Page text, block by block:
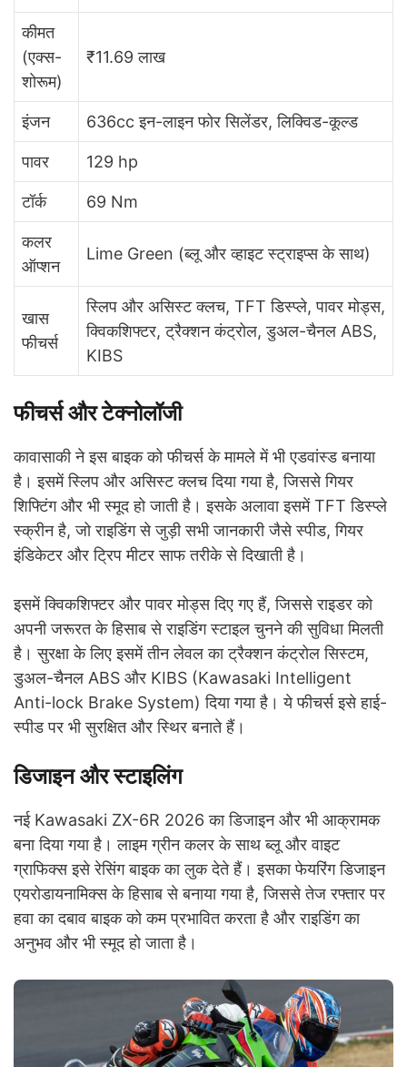
कीमत
(एक्स-
शोरूम)
₹11.69 लाख
इंजन 636cc इन-लाइन फोर सिलेंडर, लिक्विड-कूल्ड
पावर 129 hp
टॉर्क 69 Nm
कलर
ऑप्शन
Lime Green (ब्लू और व्हाइट स्ट्राइप्स के साथ)
खास
फीचर्स
स्लिप और असिस्ट क्लच, TFT डिस्प्ले, पावर मोड्स,
क्विकशिफ्टर, ट्रैक्शन कंट्रोल, डुअल-चैनल ABS,
KIBS
फीचर्स और टेक्नोलॉजी
कावासाकी ने इस बाइक को फीचर्स के मामले में भी एडवांस्ड बनाया
है। इसमें स्लिप और असिस्ट क्लच दिया गया है, जिससे गियर
शिफ्टिंग और भी स्मूद हो जाती है। इसके अलावा इसमें TFT डिस्प्ले
स्क्रीन है, जो राइडिंग से जुड़ी सभी जानकारी जैसे स्पीड, गियर
इंडिकेटर और ट्रिप मीटर साफ तरीके से दिखाती है।
इसमें क्विकशिफ्टर और पावर मोड्स दिए गए हैं, जिससे राइडर को
अपनी जरूरत के हिसाब से राइडिंग स्टाइल चुनने की सुविधा मिलती
है। सुरक्षा के लिए इसमें तीन लेवल का ट्रैक्शन कंट्रोल सिस्टम,
डुअल-चैनल ABS और KIBS (Kawasaki Intelligent
Anti-lock Brake System) दिया गया है। ये फीचर्स इसे हाई-
स्पीड पर भी सुरक्षित और स्थिर बनाते हैं।
डिजाइन और स्टाइलिंग
नई Kawasaki ZX-6R 2026 का डिजाइन और भी आक्रामक
बना दिया गया है। लाइम ग्रीन कलर के साथ ब्लू और वाइट
ग्राफिक्स इसे रेसिंग बाइक का लुक देते हैं। इसका फेयरिंग डिजाइन
एयरोडायनामिक्स के हिसाब से बनाया गया है, जिससे तेज रफ्तार पर
हवा का दबाव बाइक को कम प्रभावित करता है और राइडिंग का
अनुभव और भी स्मूद हो जाता है।